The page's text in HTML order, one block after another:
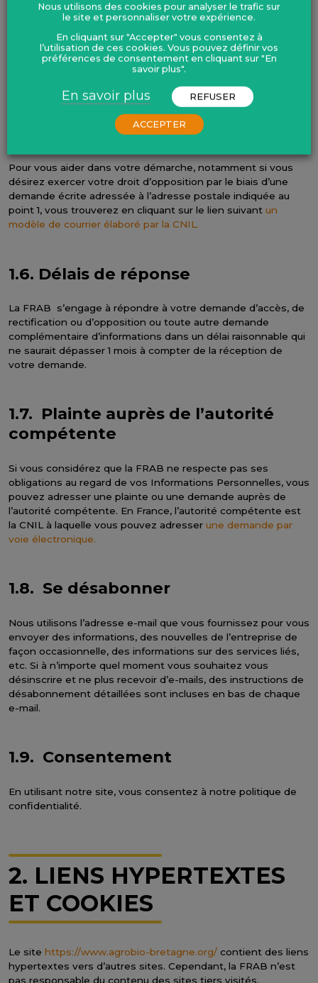
L’exercice de ce droit n’est possible que dans l’une des deux
situations suivantes :
Lorsque l’exercice de ce droit est fondé sur des
Lorsque l’exercice de ce droit vise à faire obstacle à
ce que les données recueillies soient utilisées à des
fins de prospection commerciale.
Pour vous aider dans votre démarche, notamment si vous
désirez exercer votre droit d’opposition par le biais d’une
demande écrite adressée à l’adresse postale indiquée au
point 1, vous trouverez en cliquant sur le lien suivant un
modèle de courrier élaboré par la CNIL.
1.6. Délais de réponse
La FRAB s’engage à répondre à votre demande d’accès, de
rectification ou d’opposition ou toute autre demande
complémentaire d’informations dans un délai raisonnable qui
ne saurait dépasser 1 mois à compter de la réception de
votre demande.
1.7. Plainte auprès de l’autorité
compétente
Si vous considérez que la FRAB ne respecte pas ses
obligations au regard de vos Informations Personnelles, vous
pouvez adresser une plainte ou une demande auprès de
l’autorité compétente. En France, l’autorité compétente est
la CNIL à laquelle vous pouvez adresser une demande par
voie électronique.
1.8. Se désabonner
Nous utilisons l’adresse e-mail que vous fournissez pour vous
envoyer des informations, des nouvelles de l’entreprise de
façon occasionnelle, des informations sur des services liés,
etc. Si à n’importe quel moment vous souhaitez vous
désinscrire et ne plus recevoir d’e-mails, des instructions de
désabonnement détaillées sont incluses en bas de chaque
e-mail.
1.9. Consentement
En utilisant notre site, vous consentez à notre politique de
confidentialité.
2. LIENS HYPERTEXTES
ET COOKIES
Le site https://www.agrobio-bretagne.org/ contient des liens
hypertextes vers d’autres sites. Cependant, la FRAB n’est
pas responsable du contenu des sites tiers visités.
Nous utilisons des cookies pour analyser le trafic sur
le site et personnaliser votre expérience.
En cliquant sur "Accepter" vous consentez à
l’utilisation de ces cookies. Vous pouvez définir vos
préférences de consentement en cliquant sur "En
savoir plus".
En savoir plus REFUSER
ACCEPTER